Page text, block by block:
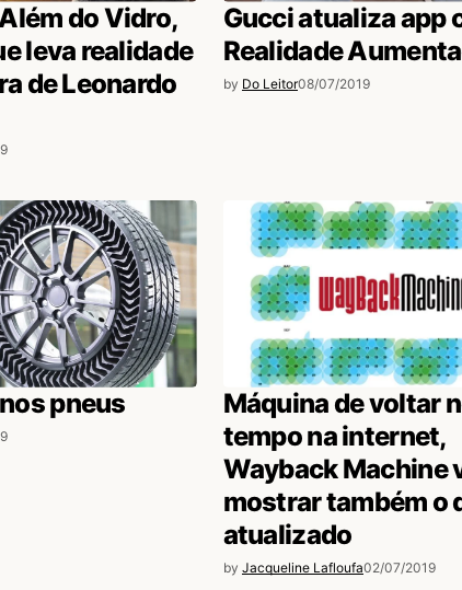
do Vidro,
leva realidade
de Leonardo
Gucci atualiza app
Realidade
by Do Leitor08/07/2019
pneus
Máquina de voltar
tempo na internet,
Wayback Machine
mostrar também o
atualizado
by Jacqueline Lafloufa02/07/2019